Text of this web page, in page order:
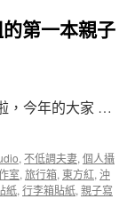
第一本親子
，今年的大家 …
, 不低調夫妻, 個人攝
室, 旅行箱, 東方紅, 沖
紙, 行李箱貼紙, 親子寫